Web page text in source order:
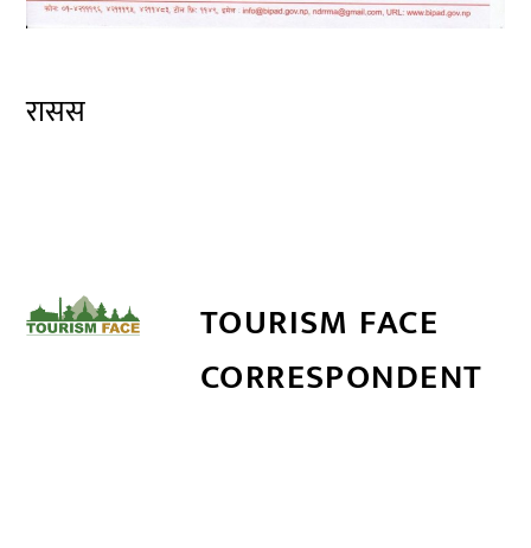
रासस
TOURISM FACE
CORRESPONDENT